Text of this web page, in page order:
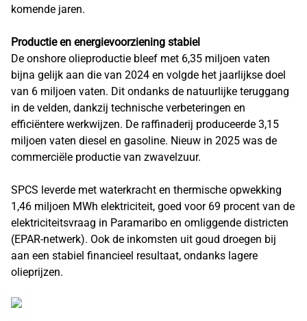
komende jaren.
Productie en energievoorziening stabiel
De onshore olieproductie bleef met 6,35 miljoen vaten
bijna gelijk aan die van 2024 en volgde het jaarlijkse doel
van 6 miljoen vaten. Dit ondanks de natuurlijke teruggang
in de velden, dankzij technische verbeteringen en
efficiëntere werkwijzen. De raffinaderij produceerde 3,15
miljoen vaten diesel en gasoline. Nieuw in 2025 was de
commerciële productie van zwavelzuur.
SPCS leverde met waterkracht en thermische opwekking
1,46 miljoen MWh elektriciteit, goed voor 69 procent van de
elektriciteitsvraag in Paramaribo en omliggende districten
(EPAR-netwerk). Ook de inkomsten uit goud droegen bij
aan een stabiel financieel resultaat, ondanks lagere
olieprijzen.